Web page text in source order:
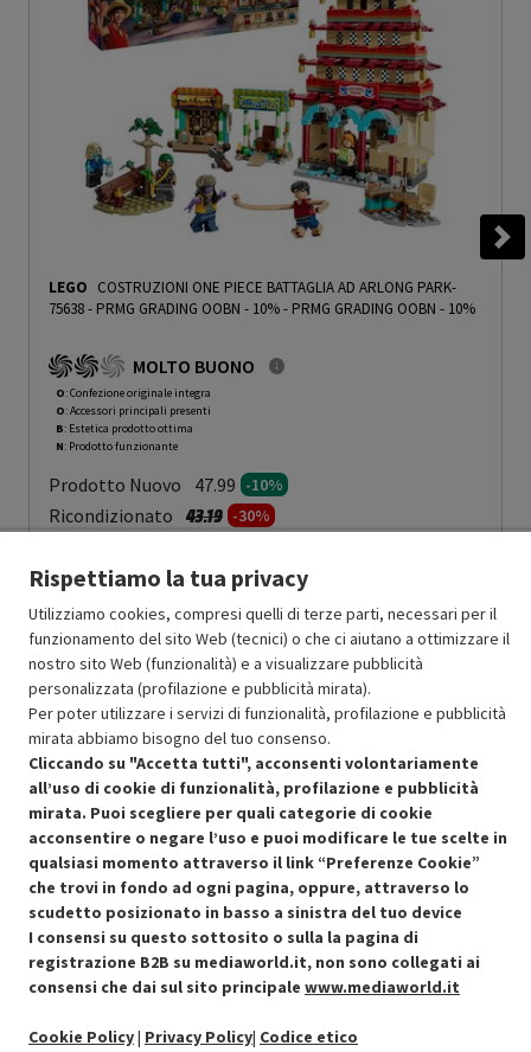
LEGO COSTRUZIONI ONE PIECE BATTAGLIA AD ARLONG PARK-
75638 - PRMG GRADING OOBN - 10%- PRMG GRADING OOBN - 10%
MOLTO BUONO
O: Confezione originale integra
O: Accessori principali presenti
B: Estetica prodotto ottima
N: Prodotto funzionante
Prodotto Nuovo 47.99 -10%
Ricondizionato Prezzo ridotto da
43.19a-30%
30.23
Aggiungi al carrello
SCONTO RICONDIZIONATI
Approfitta dello sconto del 30% sul prodotto ricondizionato.
Condizioni generali di vendita
Cookie Policy
Preferenze cookie
Recedere dal contratto qui
Rispettiamo la tua privacy
Utilizziamo cookies, compresi quelli di terze parti, necessari per il
funzionamento del sito Web (tecnici) o che ci aiutano a ottimizzare il
nostro sito Web (funzionalità) e a visualizzare pubblicità
personalizzata (profilazione e pubblicità mirata).
Per poter utilizzare i servizi di funzionalità, profilazione e pubblicità
mirata abbiamo bisogno del tuo consenso.
Cliccando su "Accetta tutti", acconsenti volontariamente
all’uso di cookie di funzionalità, profilazione e pubblicità
mirata. Puoi scegliere per quali categorie di cookie
acconsentire o negare l’uso e puoi modificare le tue scelte in
qualsiasi momento attraverso il link “Preferenze Cookie”
che trovi in fondo ad ogni pagina, oppure, attraverso lo
scudetto posizionato in basso a sinistra del tuo device
I consensi su questo sottosito o sulla la pagina di
registrazione B2B su mediaworld.it, non sono collegati ai
consensi che dai sul sito principale www.mediaworld.it
Cookie Policy| Privacy Policy| Codice etico